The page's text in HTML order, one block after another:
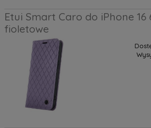
Etui Smart Caro do iPhone 16
fioletowe